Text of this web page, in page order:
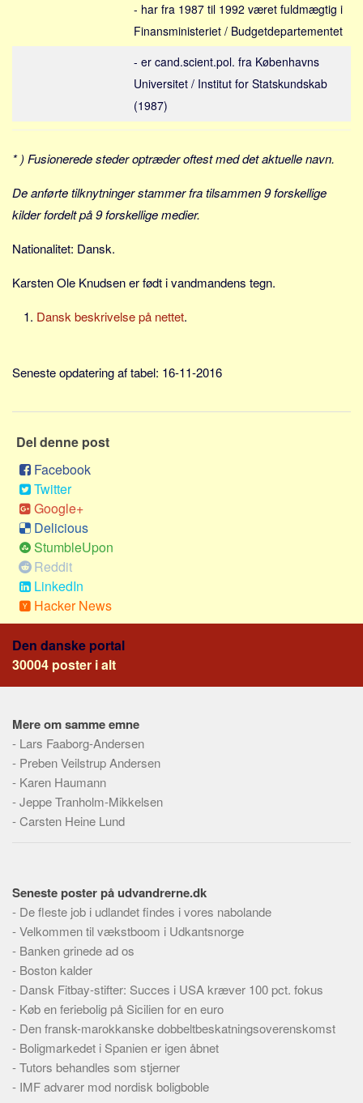
Alle
Meta
Dokumenttyper
Emner
Steder
Kilder
Webstedet
Tekstannoncer
Bannere
Hjælp
- har fra 1987 til 1992 været fuldmægtig i
Finansministeriet / Budgetdepartementet
- er cand.scient.pol. fra Københavns
Universitet / Institut for Statskundskab
(1987)
* ) Fusionerede steder optræder oftest med det aktuelle navn.
De anførte tilknytninger stammer fra tilsammen 9 forskellige
kilder fordelt på 9 forskellige medier.
Nationalitet: Dansk.
Karsten Ole Knudsen er født i vandmandens tegn.
Dansk beskrivelse på nettet.
Seneste opdatering af tabel: 16-11-2016
Del denne post
Facebook
Twitter
Google+
Delicious
StumbleUpon
Reddit
LinkedIn
Hacker News
Den danske portal
30004 poster i alt
Mere om samme emne
- Lars Faaborg-Andersen
- Preben Veilstrup Andersen
- Karen Haumann
-Jeppe Tranholm-Mikkelsen
-Carsten Heine Lund
Seneste poster på udvandrerne.dk
- De fleste job i udlandet findes i vores nabolande
-Velkommen til vækstboom i Udkantsnorge
- Banken grinede ad os
- Boston kalder
- Dansk Fitbay-stifter: Succes i USA kræver 100 pct. fokus
- Køb en feriebolig på Sicilien for en euro
- Den fransk-marokkanske dobbeltbeskatningsoverenskomst
- Boligmarkedet i Spanien er igen åbnet
-Tutors behandles som stjerner
- IMF advarer mod nordisk boligboble